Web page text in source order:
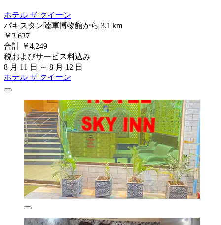
ホテル ザ クイーン
パキスタン陸軍博物館から 3.1 km
￥3,637
合計 ￥4,249
税およびサービス料込み
8 月 11 日 ～ 8 月 12 日
ホテル ザ クイーン